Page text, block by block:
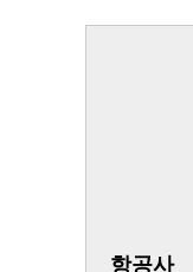
항공사